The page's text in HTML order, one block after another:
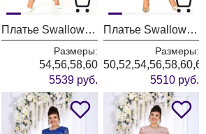
Платье Swallow 844-11 капучино+принт горох
Размеры:
54,56,58,60
5539 руб.
Платье Swallow 922-1 черный+принт круги
Размеры:
5510 руб.